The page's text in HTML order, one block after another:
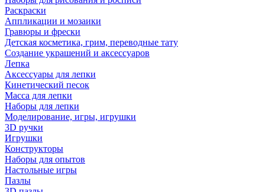
Раскраски
Аппликации и мозаики
Гравюры и фрески
Детская косметика, грим, переводные тату
Создание украшений и аксессуаров
Лепка
Аксессуары для лепки
Кинетический песок
Масса для лепки
Наборы для лепки
Моделирование, игры, игрушки
3D ручки
Игрушки
Конструкторы
Наборы для опытов
Настольные игры
Пазлы